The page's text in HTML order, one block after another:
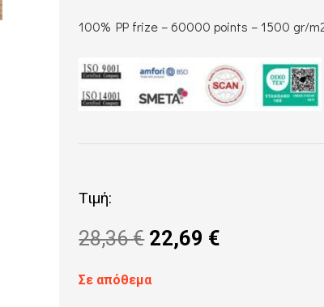
100% PP frize – 60000 points – 1500 gr/
Τιμή:
28,36€ Original
was:
22,69 €
Σε απόθεμα